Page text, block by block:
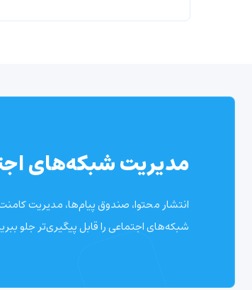
مدیریت شبکه‌های
انتشار محتوا، صندوق پیام‌ها، مدیریت
شبکه‌های اجتماعی را قابل پیگیری‌تر جلو